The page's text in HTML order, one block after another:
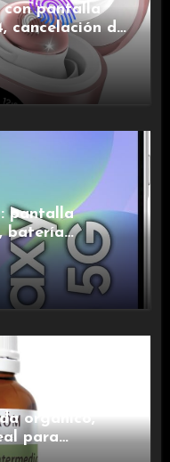
con pantalla
cancelación de
larga duración.
pantalla
batería
para una
orgánico,
para